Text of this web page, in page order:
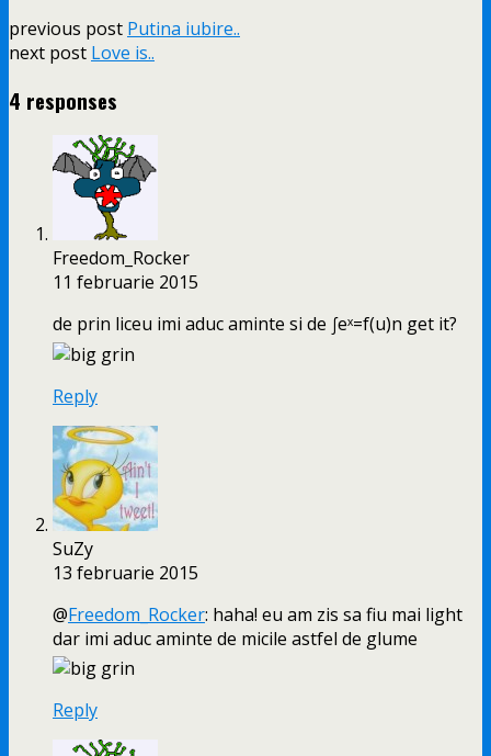
previous post Putina iubire..
next post Love is..
4 responses
Freedom_Rocker
11 februarie 2015
de prin liceu imi aduc aminte si de ∫eˣ=f(u)n get it?
Reply
SuZy
13 februarie 2015
@Freedom_Rocker: haha! eu am zis sa fiu mai light
dar imi aduc aminte de micile astfel de glume
Reply